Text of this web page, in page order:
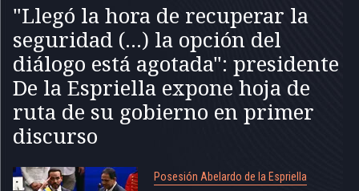
"Llegó la hora de recuperar la
seguridad (...) la opción del
diálogo está agotada": presidente
De la Espriella expone hoja de
ruta de su gobierno en primer
discurso
Posesión Abelardo de la Espriella